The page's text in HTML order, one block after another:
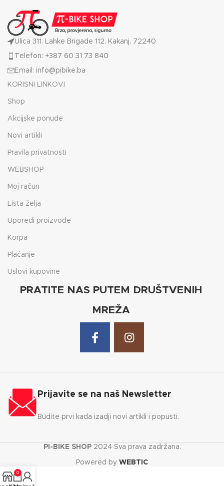
Ulica 311. Lahke Brigade 112, Kakanj, 72240
Telefon: +387 60 31 73 840
Email: info@pibike.ba
KORISNI LINKOVI
Shop
Akcijske ponude
Novi artikli
Pravila privatnosti
WEBSHOP
Moj račun
Lista želja
Uporedi proizvode
Korpa
Plaćanje
Uslovi kupovine
PRATITE NAS PUTEM DRUŠTVENIH
MREŽA
Prijavite se na naš Newsletter
Budite prvi kada izadji novi artikli i popusti.
PI-BIKE SHOP 2024 Sva prava zadržana.
Powered by WEBTIC
0